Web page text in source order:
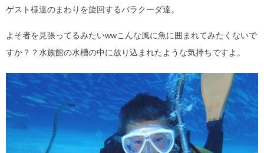
ゲスト様達のまわりを旋回するバラクーダ達。
よそ者を見張ってるみたいwwこんな風に魚に囲まれてみたくないで
すか？？水族館の水槽の中に放り込まれたような気持ちですよ。